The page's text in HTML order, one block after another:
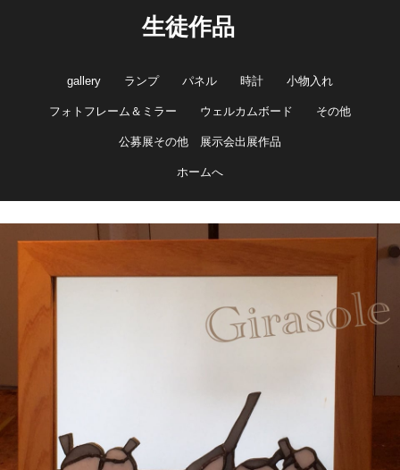
生徒作品
gallery ランプ パネル 時計 小物入れ
フォトフレーム＆ミラー ウェルカムボード その他
公募展その他 展示会出展作品
ホームへ